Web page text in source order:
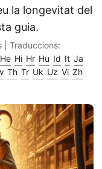
la longevitat del
guia.
| Traduccions:
He Hi Hr Hu Id It Ja
Th Tr Uk Uz Vi Zh